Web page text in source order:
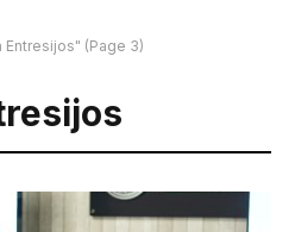
Entresijos" (Page 3)